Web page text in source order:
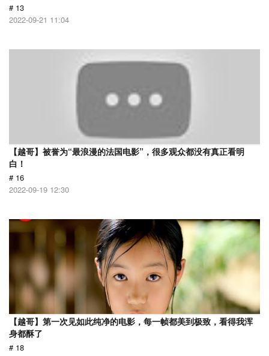
# 13
2022-09-21 11:04
【越哥】被誉为“最浪漫的法国电影”，很多观众都没有真正看明
白！
# 16
2022-09-19 12:30
【越哥】第一次见如此纯净的电影，每一帧都美到极致，看得我浑
身都酥了
# 18